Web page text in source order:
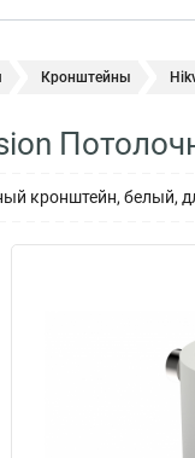
Кронштейны
кронштейн, белый,